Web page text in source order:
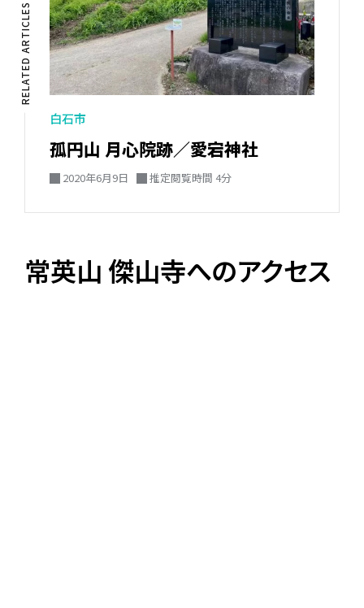
RELATED ARTICLES
白石市
孤円山 月心院跡／愛宕神社
2020年6月9日 推定閲覧時間 4分
常英山 傑山寺へのアクセス